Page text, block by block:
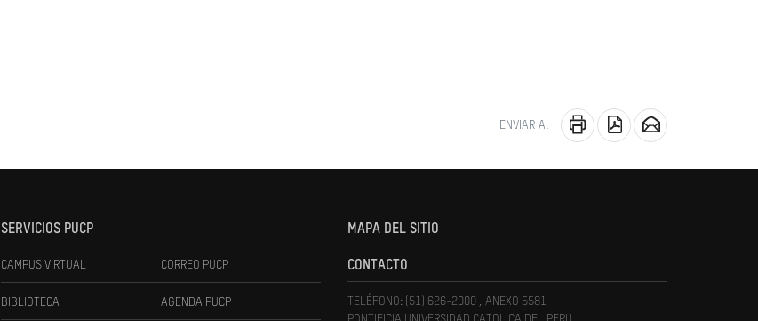
ENVIAR A:
SERVICIOS PUCP
CAMPUS VIRTUAL CORREO PUCP
BIBLIOTECA AGENDA PUCP
MAPA DEL SITIO
CONTACTO
TELÉFONO: (51) 626-2000 , ANEXO 5581